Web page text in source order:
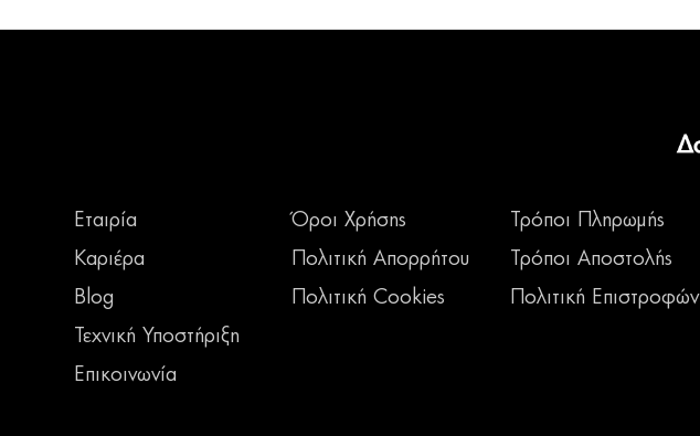
Εταιρία
Καριέρα
Blog
Τεχνική Υποστήριξη
Επικοινωνία
Όροι Χρήσης
Πολιτική Απορρήτου
Πολιτική Cookies
Τρόποι Πληρωμής
Τρόποι Αποστολής
Πολιτική Επιστροφών